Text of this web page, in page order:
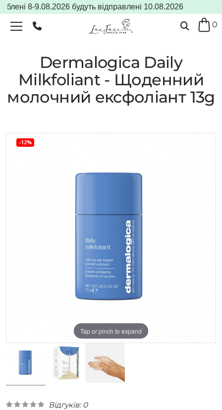
8-9.08.2026 будуть відправлені 10.08.2026
0
Dermalogica Daily
Milkfoliant - Щоденний
молочний ексфоліант 13g
-12%
Tap or pinch to expand
Відгуків: 0